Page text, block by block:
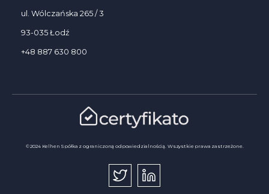
ul. Wólczańska 265 / 3
93-035 Łodź
+48 887 630 800
© 2024 Kelhen Spółka z ograniczoną odpowiedzialnością. Wszystkie prawa zastrzeżone.